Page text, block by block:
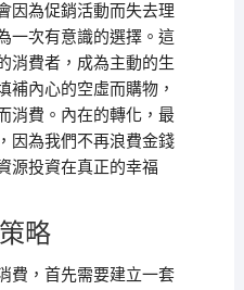
因為促銷活動而失去理
一次有意識的選擇。這
消費者，成為主動的生
補內心的空虛而購物，
消費。內在的轉化，最
因為我們不再浪費金錢
源投資在真正的幸福
略
費，首先需要建立一套